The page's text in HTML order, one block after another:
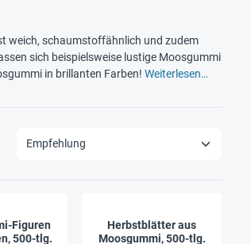
weich, schaumstoffähnlich und zudem
sich beispielsweise lustige Moosgummi
in brillanten Farben! Weiterlesen…
Figuren
500-tlg.
Herbstblätter aus
Moosgummi, 500-tlg.